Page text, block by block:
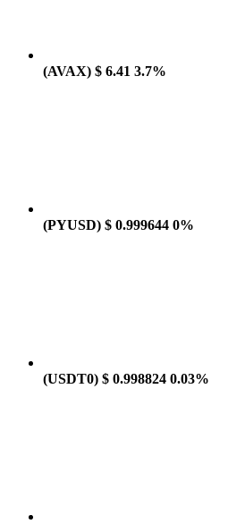
(AVAX) $ 6.41 3.7%
(PYUSD) $ 0.999644 0%
(USDT0) $ 0.998824 0.03%